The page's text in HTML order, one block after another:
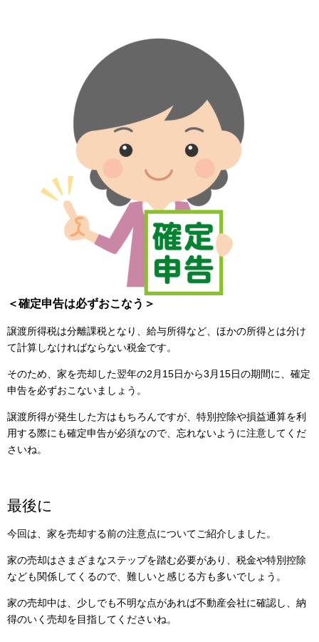
＜確定申告は必ずおこなう＞
譲渡所得税は分離課税となり、給与所得など、ほかの所得とは分け
て計算しなければならない税金です。
そのため、家を売却した翌年の2月15日から3月15日の期間に、確定
申告を必ずおこないましょう。
譲渡所得が発生した方はもちろんですが、特別控除や損益通算を利
用する際にも確定申告が必須なので、忘れないように注意してくだ
さいね。
最後に
今回は、家を売却する前の注意点についてご紹介しました。
家の売却はさまざまなステップを踏む必要があり、税金や特別控除
なども関係してくるので、難しいと感じる方も多いでしょう。
家の売却中は、少しでも不明な点があれば不動産会社に確認し、納
得のいく売却を目指してくださいね。